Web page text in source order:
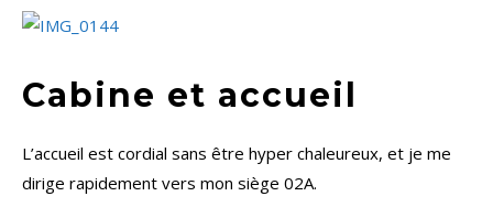
Cabine et accueil
L’accueil est cordial sans être hyper chaleureux, et je me
dirige rapidement vers mon siège 02A.